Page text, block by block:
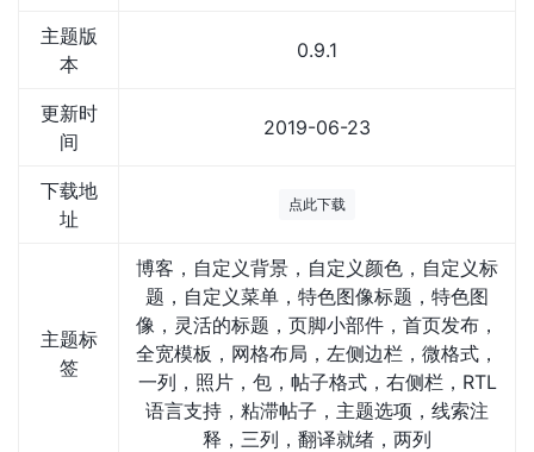
主题版
本
0.9.1
更新时
间
2019-06-23
下载地
址
点此下载
主题标
签
博客，自定义背景，自定义颜色，自定义标
题，自定义菜单，特色图像标题，特色图
像，灵活的标题，页脚小部件，首页发布，
全宽模板，网格布局，左侧边栏，微格式，
一列，照片，包，帖子格式，右侧栏，RTL
语言支持，粘滞帖子，主题选项，线索注
释，三列，翻译就绪，两列